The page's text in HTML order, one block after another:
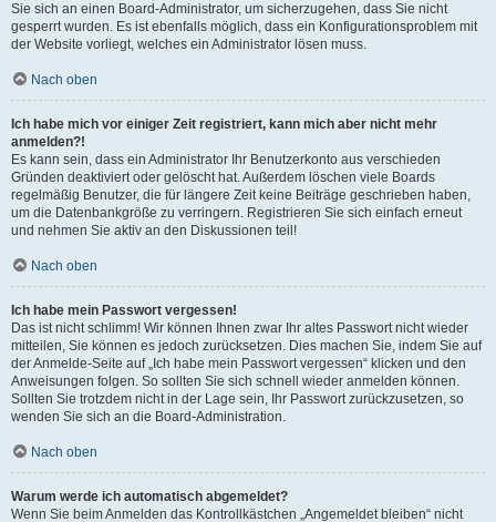
Sie sich an einen Board-Administrator, um sicherzugehen, dass Sie nicht
gesperrt wurden. Es ist ebenfalls möglich, dass ein Konfigurationsproblem mit
der Website vorliegt, welches ein Administrator lösen muss.
Nach oben
Ich habe mich vor einiger Zeit registriert, kann mich aber nicht mehr
anmelden?!
Es kann sein, dass ein Administrator Ihr Benutzerkonto aus verschieden
Gründen deaktiviert oder gelöscht hat. Außerdem löschen viele Boards
regelmäßig Benutzer, die für längere Zeit keine Beiträge geschrieben haben,
um die Datenbankgröße zu verringern. Registrieren Sie sich einfach erneut
und nehmen Sie aktiv an den Diskussionen teil!
Nach oben
Ich habe mein Passwort vergessen!
Das ist nicht schlimm! Wir können Ihnen zwar Ihr altes Passwort nicht wieder
mitteilen, Sie können es jedoch zurücksetzen. Dies machen Sie, indem Sie auf
der Anmelde-Seite auf „Ich habe mein Passwort vergessen“ klicken und den
Anweisungen folgen. So sollten Sie sich schnell wieder anmelden können.
Sollten Sie trotzdem nicht in der Lage sein, Ihr Passwort zurückzusetzen, so
wenden Sie sich an die Board-Administration.
Nach oben
Warum werde ich automatisch abgemeldet?
Wenn Sie beim Anmelden das Kontrollkästchen „Angemeldet bleiben“ nicht